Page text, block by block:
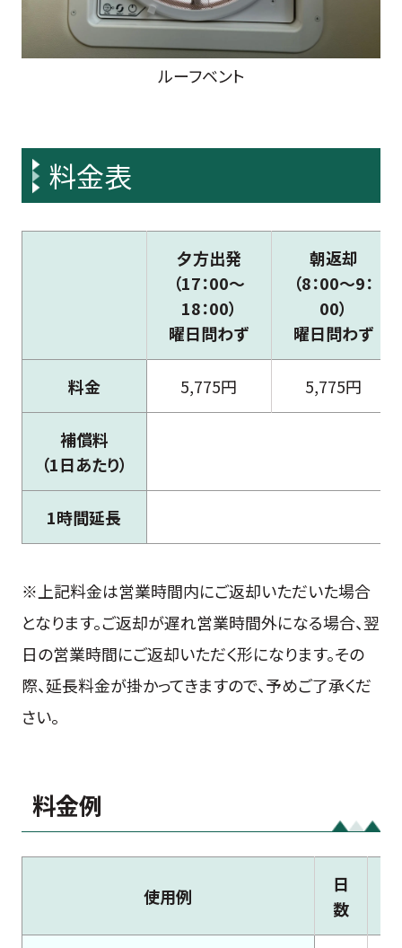
ルーフベント
料金表
夕方出発
（17：00～
18：00）
曜日問わず
朝返却
（8：00～9：
00）
曜日問わず
料金 5,775円 5,775円
補償料
（1日あたり）
1時間延長
※上記料金は営業時間内にご返却いただいた場合
となります。ご返却が遅れ営業時間外になる場合、翌
日の営業時間にご返却いただく形になります。その
際、延長料金が掛かってきますので、予めご了承くだ
さい。
料金例
使用例
日
数